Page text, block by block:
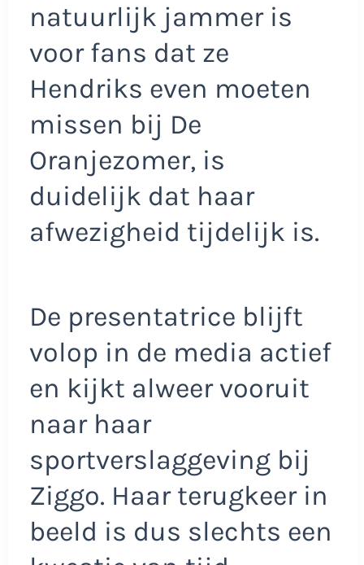
natuurlijk jammer is
voor fans dat ze
Hendriks even moeten
missen bij De
Oranjezomer, is
duidelijk dat haar
afwezigheid tijdelijk is.
De presentatrice blijft
volop in de media actief
en kijkt alweer vooruit
naar haar
sportverslaggeving bij
Ziggo. Haar terugkeer in
beeld is dus slechts een